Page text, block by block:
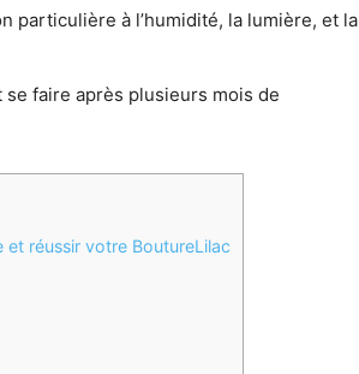
particulière à l’humidité, la lumière, et la
faire après plusieurs mois de
réussir votre BoutureLilac